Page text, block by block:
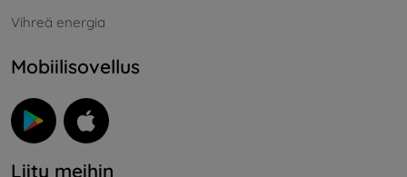
Vihreä energia
Mobiilisovellus
Liity meihin